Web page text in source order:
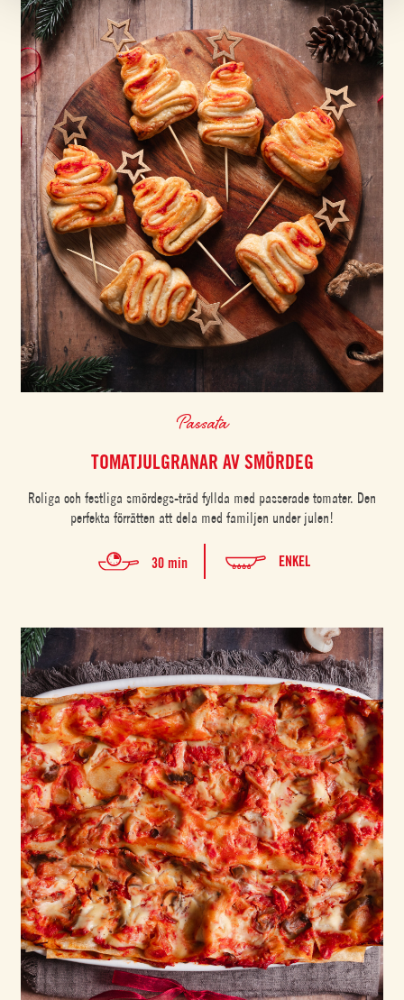
Passata
TOMATJULGRANAR AV SMÖRDEG
Roliga och festliga smördegs-träd fyllda med passerade tomater. Den
perfekta förrätten att dela med familjen under julen!
30 min ENKEL